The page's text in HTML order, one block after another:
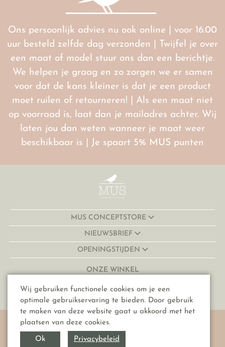
Wij gebruiken functionele cookies om je een
optimale gebruikservaring te bieden. Door gebruik
te maken van deze website gaat u akkoord met het
plaatsen van deze cookies.
Ok Privacybeleid
Ons persoonlijk advies nu ook online | voor 16.00
uur besteld zelfde dag verzonden | Twijfel je over
een maat of model stuur ons dan een berichtje.
We helpen je graag en zo zorgen we er samen
voor dat de kans kleiner is dat je een product
moet ruilen of retourneren! | Als een maat niet
op voorraad is, laat dan je mailadres achter. Wij
laten jou dan weten wanneer je maat weer
beschikbaar is | Je spaart 5% MUS punten
MUS CONCEPTSTORE
NIEUWSBRIEF
OPENINGSTIJDEN
ONZE WINKEL
Lijnmarkt 32-34
© Copyright 2026 MUS conceptstore
Algemene voorwaarden
Privacyverklaring